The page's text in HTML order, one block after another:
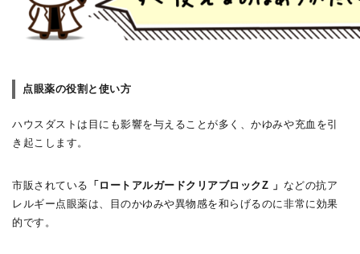
点眼薬の役割と使い方
ハウスダストは目にも影響を与えることが多く、かゆみや充血を引
き起こします。
市販されている 「ロートアルガードクリアブロックZ 」 などの抗ア
レルギー点眼薬は、目のかゆみや異物感を和らげるのに非常に効果
的です。